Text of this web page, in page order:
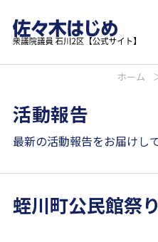
ホーム
活動報告
最新の活動報告をお届けし
蛭川町公民館祭り